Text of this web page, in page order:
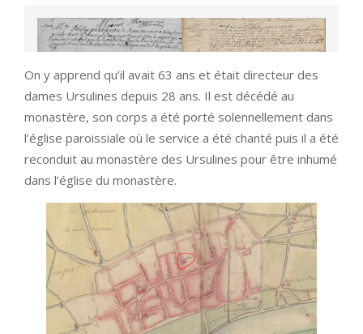
On y apprend qu’il avait 63 ans et était directeur des
dames Ursulines depuis 28 ans. Il est décédé au
monastère, son corps a été porté solennellement dans
l’église paroissiale où le service a été chanté puis il a été
reconduit au monastère des Ursulines pour être inhumé
dans l’église du monastère.